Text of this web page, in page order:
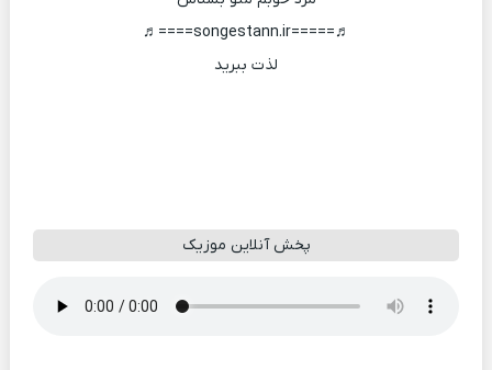
♬=====songestann.ir====♬
لذت ببرید
پخش آنلاین موزیک